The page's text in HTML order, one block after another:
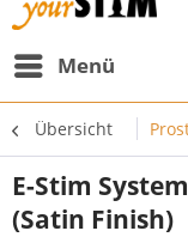
Menü
Übersicht
E-Stim
(Satin Finish)